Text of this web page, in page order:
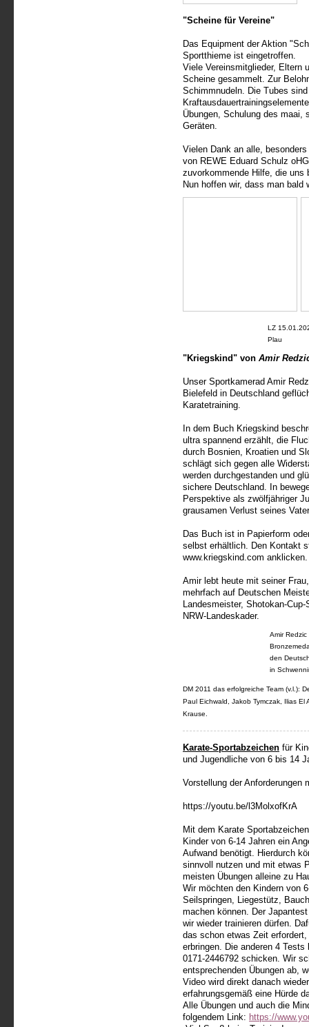
"Scheine für Vereine"
Das Equipment der Aktion
Sportthieme ist eingetroffen.
Viele Vereinsmitglieder, Eltern
Scheine gesammelt. Zur
Schimmnudeln. Die Tubes
Übungen, Schulung des maai,
Geräten.
Vielen Dank an alle,
von REWE Eduard Schulz
zuvorkommende Hilfe, die uns
Nun hoffen wir, dass man bald
LZ
Plau
"Kriegskind" von Amir
Unser Sportkamerad Amir
Bielefeld in Deutschland
Karatetraining.
In dem Buch Kriegskind
ultra spannend erzählt, die
durch Bosnien, Kroatien und
schlägt sich gegen alle
werden durchgestanden und
sichere Deutschland. In
Perspektive als zwölfjähriger
grausamen Verlust seines
Das Buch ist in Papierform
selbst erhältlich. Den Kontakt
www.kriegskind.com anklicken.
Amir lebt heute mit seiner
mehrfach auf Deutschen
Landesmeister, Shotokan-
NRW-Landeskader.
Amir
den
in
DM 2011 das erfolgreiche Team (v.l.):
Paul Eichwald, Jakob Tymczak, Ilias El
Krause.
Karate-Sportabzeichen für
und Jugendliche von 6 bis 14
Vorstellung der Anforderungen
https://youtu.be/l3MolxofKrA
Mit dem Karate
Kinder von 6-14 Jahren ein
Aufwand benötigt. Hierdurch
sinnvoll nutzen und mit etwas
meisten Übungen alleine zu
Wir möchten den Kindern von
Seilspringen, Liegestütz,
machen können. Der
wir wieder trainieren dürfen.
das schon etwas Zeit
erbringen. Die anderen 4
0171-2446792 schicken. Wir
entsprechenden Übungen ab,
Video wird direkt danach
erfahrungsgemäß eine Hürde
Alle Übungen und auch die
folgendem Link: https://